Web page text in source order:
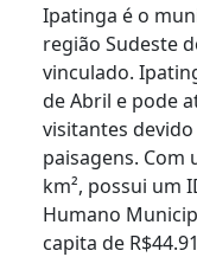
Ipatinga é o
região Sudeste
vinculado.
de Abril e pode
visitantes
paisagens. Com
km², possui um
Humano
capita de